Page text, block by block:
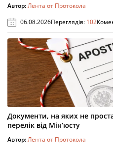
Автор:Лента от Протокола
06.08.2026Переглядів: 102
Документи, на яких не
перелік від Мін’юсту
Автор:Лента от Протокола